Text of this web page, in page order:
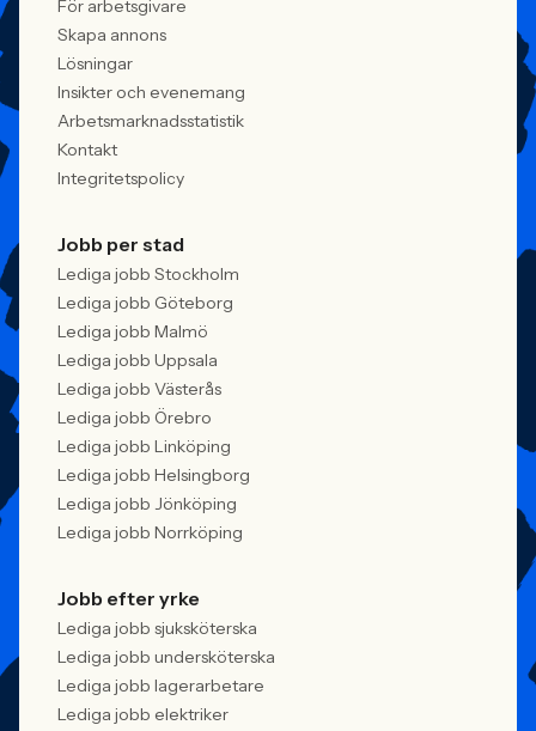
För arbetsgivare
Skapa annons
Lösningar
Insikter och evenemang
Arbetsmarknadsstatistik
Kontakt
Integritetspolicy
Jobb per stad
Lediga jobb Stockholm
Lediga jobb Göteborg
Lediga jobb Malmö
Lediga jobb Uppsala
Lediga jobb Västerås
Lediga jobb Örebro
Lediga jobb Linköping
Lediga jobb Helsingborg
Lediga jobb Jönköping
Lediga jobb Norrköping
Jobb efter yrke
Lediga jobb sjuksköterska
Lediga jobb undersköterska
Lediga jobb lagerarbetare
Lediga jobb elektriker